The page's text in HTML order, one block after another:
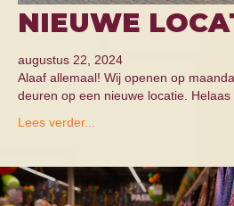
NIEUWE
augustus 22, 2024
Alaaf allemaal! Wij openen op
deuren op een nieuwe locatie. Helaas
Lees verder...